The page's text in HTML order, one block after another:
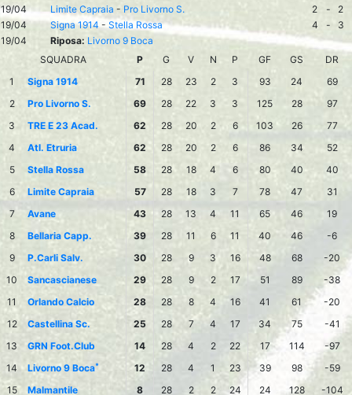
19/04
Limite Capraia - Pro Livorno S. 2 -
2
19/04
Signa 1914- Stella Rossa 4 -
3
19/04
Riposa: Livorno 9 Boca
SQUADRA
P G V N P GF GS
DR
1
Signa 1914 71 28 23 2 3 93 24
69
2
Pro Livorno S. 69 28 22 3 3 125 28
97
3
TRE E 23 Acad. 62 28 20 2 6 103 26
77
4
Atl. Etruria 62 28 20 2 6 86 34
52
5
Stella Rossa 58 28 18 4 6 80 40
40
6
Limite Capraia 57 28 18 3 7 78 47
31
7
Avane 43 28 13 4 11 65 46
19
8
Bellaria Capp. 39 28 11 6 11 40 46
-6
9
P.Carli Salv. 30 28 9 3 16 48 68
-20
10
Sancascianese 29 28 9 2 17 51 89
-38
11
Orlando Calcio 28 28 8 4 16 41 61
-20
12
Castellina Sc. 25 28 7 4 17 34 75
-41
13
GRN Foot.Club 14 28 4 2 22 17 114
-97
14
Livorno 9 Boca* 12 28 4 1 23 39 98
-59
15
Malmantile 8 28 2 2 24 24 128 -104